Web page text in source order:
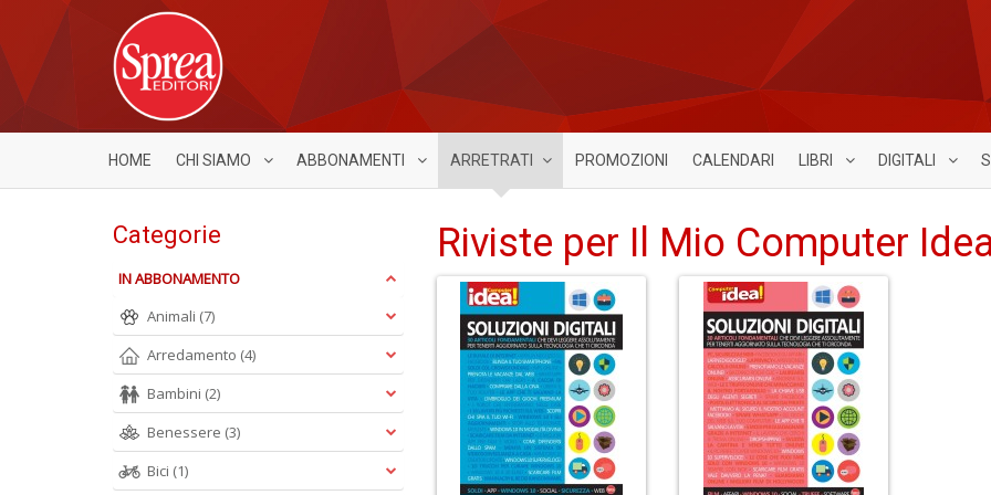
HOME CHI SIAMO ABBONAMENTI ARRETRATI PROMOZIONI CALENDARI LIBRI DIGITALI
Riviste per Il Mio Computer
Categorie
IN ABBONAMENTO
Animali (7)
Arredamento (4)
Bambini (2)
Benessere (3)
Bici (1)